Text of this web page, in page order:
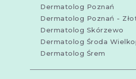
Dermatolog Poznań
Dermatolog Poznań -
Dermatolog Skórzewo
Dermatolog Środa
Dermatolog Śrem